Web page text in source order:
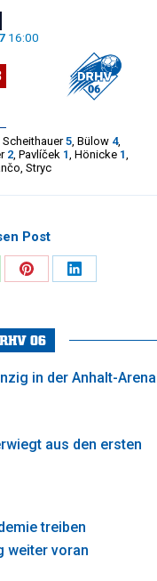
16:00
Scheithauer 5, Bülow 4,
2, Pavlíček 1, Hönicke 1,
, Stryc
Post
Share
Pinterest
Share
06
in der Anhalt-Arena
aus den ersten
treiben
weiter voran